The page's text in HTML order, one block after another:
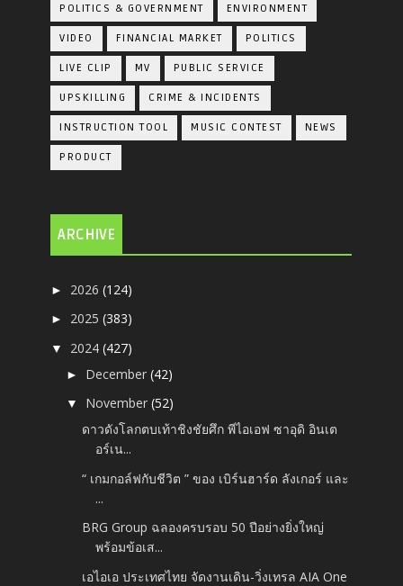
POLITICS & GOVERNMENT ENVIRONMENT
VIDEO FINANCIAL MARKET POLITICS
LIVE CLIP MV PUBLIC SERVICE
UPSKILLING CRIME & INCIDENTS
INSTRUCTION TOOL MUSIC CONTEST NEWS
PRODUCT
ARCHIVE
► 2026(124)
► 2025(383)
▼ 2024(427)
► December(42)
▼ November(52)
ดาวดังโลกตบเท้าชิงชัยศึก พีไอเอฟ ซาอุดิ อินเต
อร์เน...
“ เกมกอล์ฟกับชีวิต ” ของ เบิร์นฮาร์ด ลังเกอร์ และ
...
BRG Group ฉลองครบรอบ 50 ปีอย่างยิ่งใหญ่
พร้อมข้อเส...
เอไอเอ ประเทศไทย จัดงานเดิน-วิ่งเทรล AIA One